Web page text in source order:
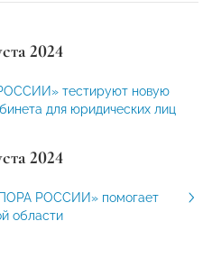
2024
тестируют новую
для юридических лиц
2024
РОССИИ» помогает
области